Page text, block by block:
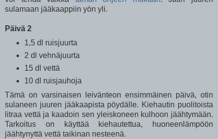
sulamaan jääkaappiin yön yli.
Päivä 2
1,5 dl ruisjuurta
2 dl vehnäjuurta
15 dl vettä
10 dl ruisjauhoja
Tämä on varsinaisen leivänteon ensimmäinen päivä, otin
sulaneen juuren jääkaapista pöydälle. Kiehautin puolitoista
litraa vettä ja kaadoin sen yleiskoneen kulhoon jäähtymään.
Tarkoitus on käyttää kiehautettua, huoneenlämpöön
jäähtynyttä vettä taikinan nesteenä.